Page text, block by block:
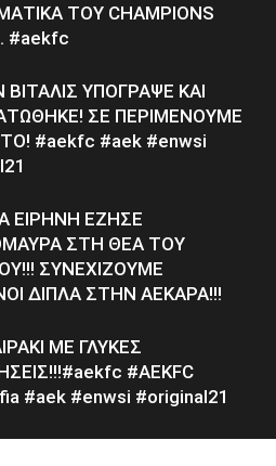
ΤΟΥ CHAMPIONS
#aekfc
ΒΙΤΑΛΙΣ ΥΠΟΓΡΑΨΕ ΚΑΙ
ΣΕ ΠΕΡΙΜΕΝΟΥΜΕ
#aekfc #aek #enwsi
ΕΙΡΗΝΗ ΕΖΗΣΕ
ΣΤΗ ΘΕΑ ΤΟΥ
ΣΥΝΕΧΙΖΟΥΜΕ
ΔΙΠΛΑ ΣΤΗΝ ΑΕΚΑΡΑ!!!
ΜΕ ΓΛΥΚΕΣ
#AEKFC
#aek #enwsi #original21